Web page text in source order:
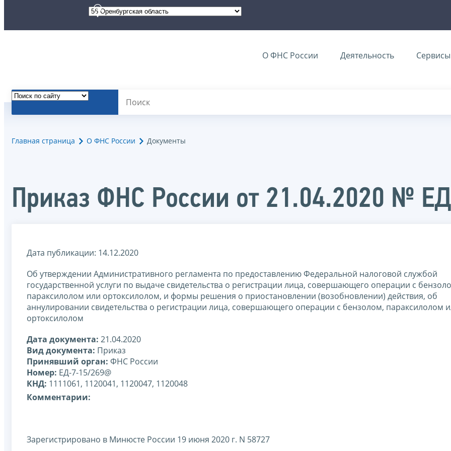
О ФНС России Деятельность Сервисы
Главная страница О ФНС России Документы
Приказ ФНС России от 21.04.2020 №
Дата публикации: 14.12.2020
Об утверждении Административного регламента по предоставлению Федеральной налоговой службой
государственной услуги по выдаче свидетельства о регистрации лица, совершающего операции с
параксилолом или ортоксилолом, и формы решения о приостановлении (возобновлении) действия, об
аннулировании свидетельства о регистрации лица, совершающего операции с бензолом, параксилолом
ортоксилолом
Дата документа: 21.04.2020
Вид документа: Приказ
Принявший орган: ФНС России
Номер: ЕД-7-15/269@
КНД: 1111061, 1120041, 1120047, 1120048
Комментарии:
Зарегистрировано в Минюсте России 19 июня 2020 г. N 58727